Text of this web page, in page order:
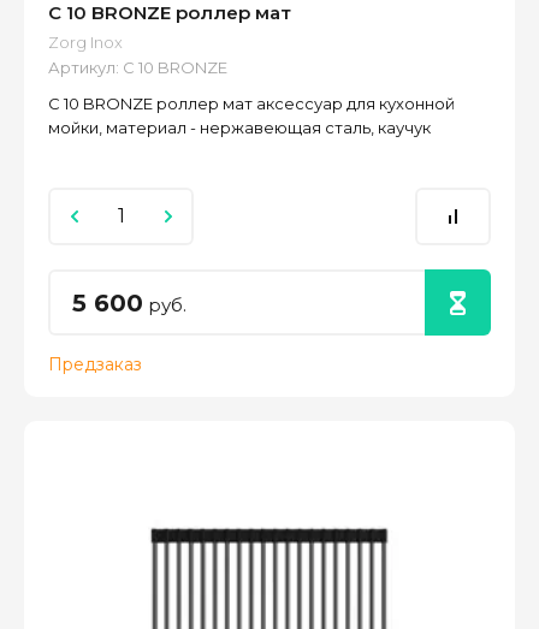
C 10 BRONZE роллер мат
Zorg Inox
Артикул: C 10 BRONZE
C 10 BRONZE роллер мат аксессуар для кухонной
мойки, материал - нержавеющая сталь, каучук
5 600 руб.
Предзаказ